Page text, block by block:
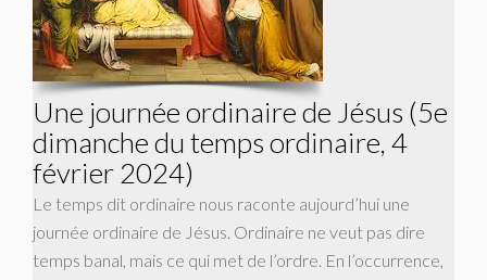
Une journée ordinaire de Jésus (5e
dimanche du temps ordinaire, 4
février 2024)
Le temps dit ordinaire nous raconte aujourd’hui une
journée ordinaire de Jésus. Ordinaire ne veut pas dire
temps banal, mais ce qui met de l’ordre. En l’occurrence,